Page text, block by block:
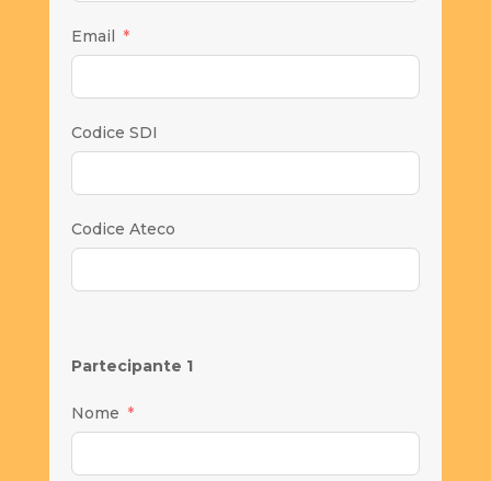
Email
Codice SDI
Codice Ateco
Partecipante 1
Nome